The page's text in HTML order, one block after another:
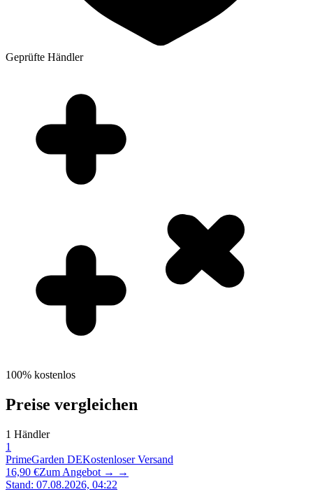
Geprüfte Händler
100% kostenlos
Preise vergleichen
1 Händler
1
PrimeGarden DEKostenloser Versand
16,90 €Zum Angebot → →
Stand: 07.08.2026, 04:22